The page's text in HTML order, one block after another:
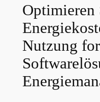
Optimieren
Nutzung